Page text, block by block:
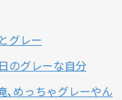
グレー
のグレーな自分
、めっちゃグレーやん